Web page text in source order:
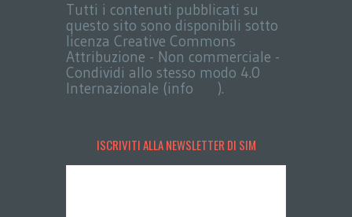
Tutti i contenuti pubblicati su
questo sito sono disponibili sotto
licenza Creative Commons
Attribuzione - Non commerciale -
Condividi allo stesso modo 4.0
Internazionale (info
).
ISCRIVITI ALLA NEWSLETTER DI SIM